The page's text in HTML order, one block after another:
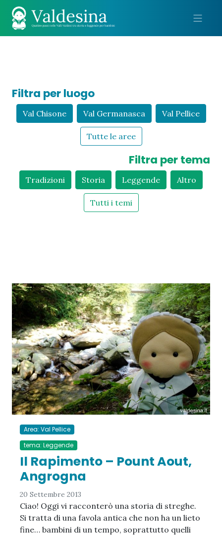
Filtra per luogo
Val Chisone Val Germanasca Val Pellice
Tutte le aree
Filtra per tema
Tradizioni Storia Leggende Altro
Tutti i temi
Area: Val Pellice
tema: Leggende
Il Rapimento – Pount Aout,
Angrogna
20 Settembre 2013
Ciao! Oggi vi racconterò una storia di streghe.
Si tratta di una favola antica che non ha un lieto
fine… bambini di un tempo, soprattutto quelli